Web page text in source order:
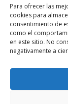
Para ofrecer las
cookies para
consentimiento de
como el
en este sitio. No
negativamente a